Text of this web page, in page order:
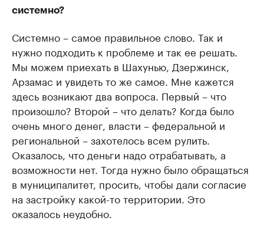
системно?
Системно – самое правильное слово. Так и
нужно подходить к проблеме и так ее решать.
Мы можем приехать в Шахунью, Дзержинск,
Арзамас и увидеть то же самое. Мне кажется
здесь возникают два вопроса. Первый – что
произошло? Второй – что делать? Когда было
очень много денег, власти – федеральной и
региональной – захотелось всем рулить.
Оказалось, что деньги надо отрабатывать, а
возможности нет. Тогда нужно было обращаться
в муниципалитет, просить, чтобы дали согласие
на застройку какой-то территории. Это
оказалось неудобно.